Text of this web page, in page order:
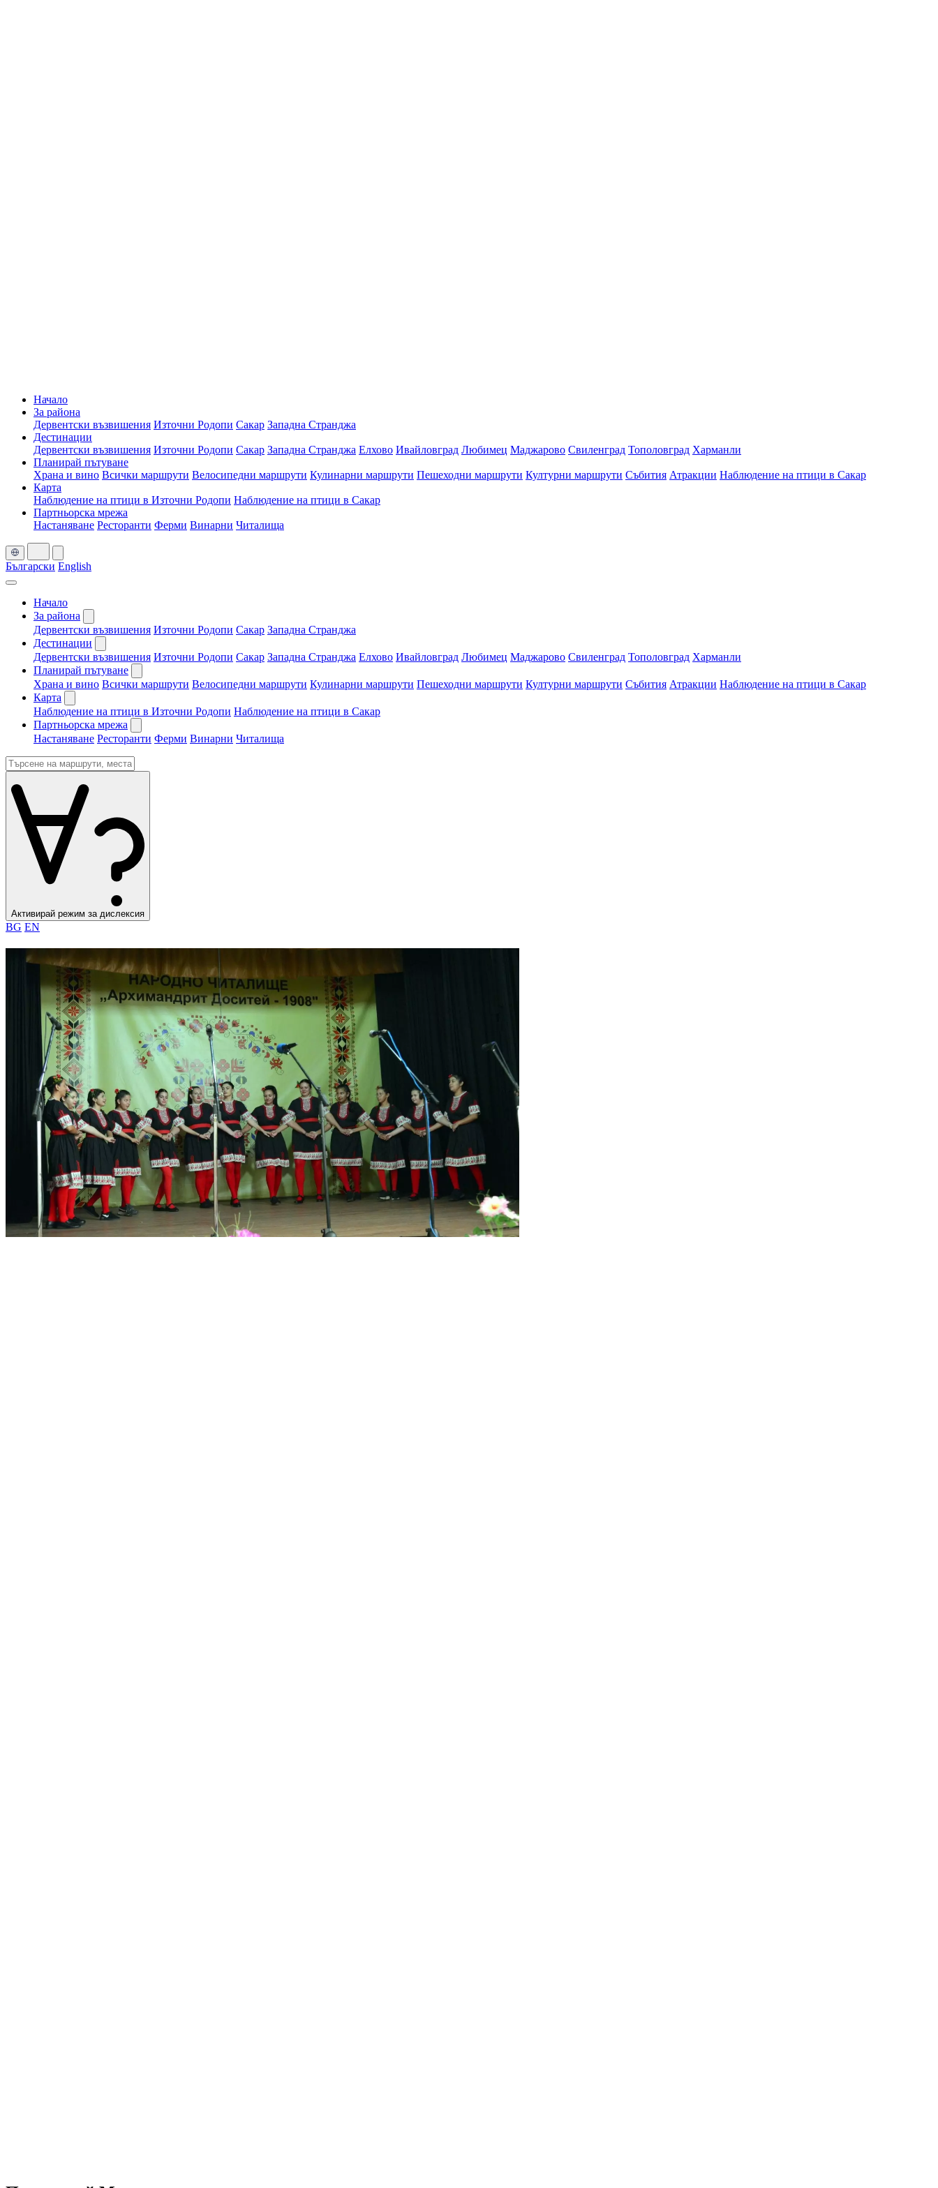
Начало
За района
Дервентски възвишения Източни Родопи Сакар Западна Странджа
Дестинации
Дервентски възвишения Източни Родопи Сакар Западна Странджа Елхово Ивайловград Любимец Маджарово Свиленград Тополовград Харманли
Планирай пътуване
Храна и вино Всички маршрути Велосипедни маршрути Кулинарни маршрути Пешеходни маршрути Културни маршрути Събития Атракции Наблюдение на птици в Сакар
Карта
Наблюдение на птици в Източни Родопи Наблюдение на птици в Сакар
Партньорска мрежа
Настаняване Ресторанти Ферми Винарни Читалища
Български English
Начало
За района
Дервентски възвишения Източни Родопи Сакар Западна Странджа
Дестинации
Дервентски възвишения Източни Родопи Сакар Западна Странджа Елхово Ивайловград Любимец Маджарово Свиленград Тополовград Харманли
Планирай пътуване
Храна и вино Всички маршрути Велосипедни маршрути Кулинарни маршрути Пешеходни маршрути Културни маршрути Събития Атракции Наблюдение на птици в Сакар
Карта
Наблюдение на птици в Източни Родопи Наблюдение на птици в Сакар
Партньорска мрежа
Настаняване Ресторанти Ферми Винарни Читалища
Активирай режим за дислексия
BG EN